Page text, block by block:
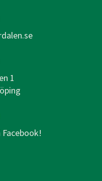
1
Facebook!